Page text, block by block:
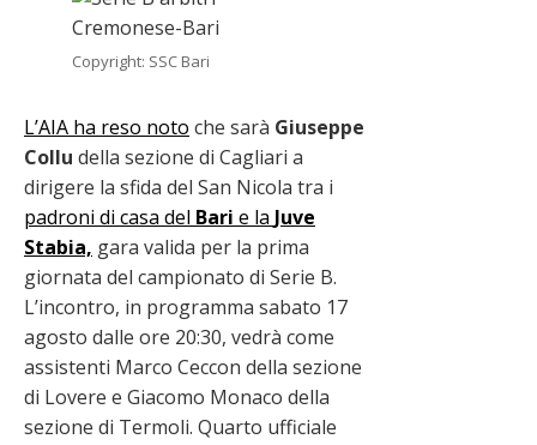
Copyright: SSC Bari
L’AIA ha reso noto che sarà Giuseppe
Collu della sezione di Cagliari a
dirigere la sfida del San Nicola tra i
padroni di casa del Bari e la Juve
Stabia, gara valida per la prima
giornata del campionato di Serie B.
L’incontro, in programma sabato 17
agosto dalle ore 20:30, vedrà come
assistenti Marco Ceccon della sezione
di Lovere e Giacomo Monaco della
sezione di Termoli. Quarto ufficiale